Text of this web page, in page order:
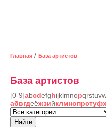
Главная / База артистов
База артистов
[0-9]abcdefghijklmnopqrstuv
абвгдеёжзийклмнопрстуф